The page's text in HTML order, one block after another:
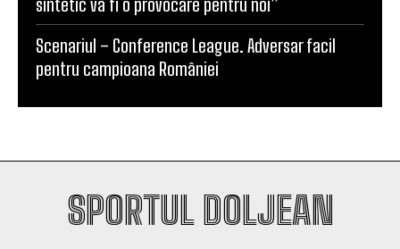
sintetic va fi o provocare pentru noi”
Scenariul – Conference League. Adversar facil
pentru campioana României
SPORTUL DOLJEAN